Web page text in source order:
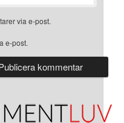
via e-post.
e-post.